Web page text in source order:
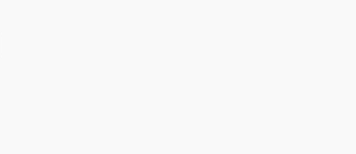
цену